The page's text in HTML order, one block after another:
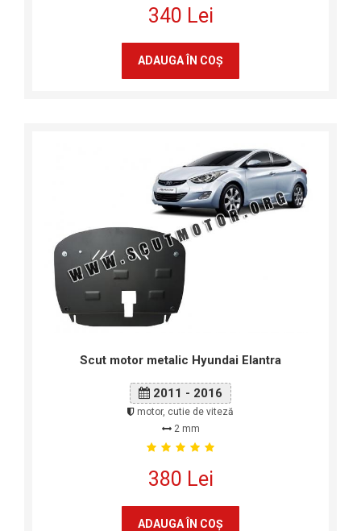
340 Lei
ADAUGA ÎN COŞ
Scut motor metalic Hyundai Elantra
2011 - 2016
motor, cutie de viteză
2 mm
380 Lei
ADAUGA ÎN COŞ